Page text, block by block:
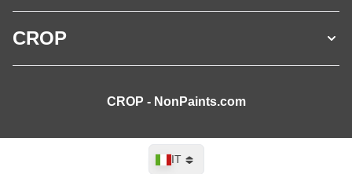
CROP
CROP - NonPaints.com
Lingua
IT